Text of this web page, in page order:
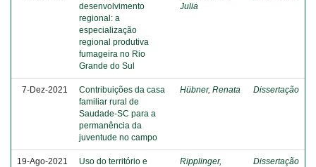
desenvolvimento
regional: a
especialização
regional produtiva
fumageira no Rio
Grande do Sul
Julia
7-Dez-2021
Contribuições da casa
familiar rural de
Saudade-SC para a
permanência da
juventude no campo
Hübner, Renata Dissertação
19-Ago-2021
Uso do território e
Ripplinger,
Dissertação